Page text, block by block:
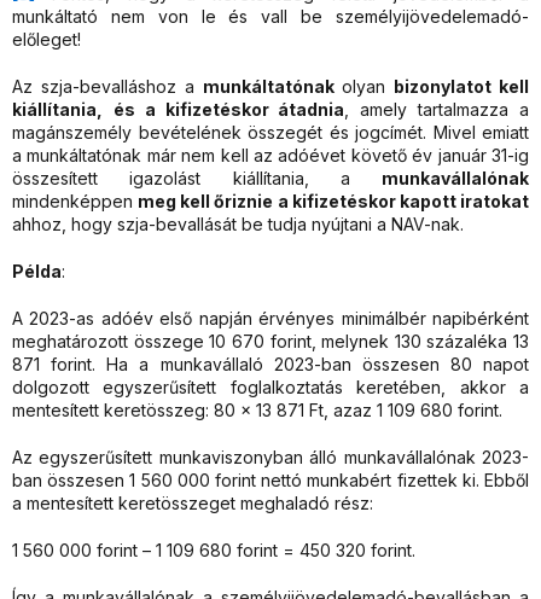
munkáltató nem von le és vall be személyijövedelemadó-
előleget!
Az szja-bevalláshoz a munkáltatónak olyan bizonylatot kell
kiállítania,
és a kifizetéskor átadnia , amely tartalmazza a
magánszemély bevételének összegét és jogcímét. Mivel emiatt
a munkáltatónak már nem kell az adóévet követő év január 31-ig
összesített igazolást kiállítania, a munkavállalónak
mindenképpen meg kell őriznie a kifizetéskor kapott iratokat
ahhoz, hogy szja-bevallását be tudja nyújtani a NAV-nak.
Példa:
A 2023-as adóév első napján érvényes minimálbér napibérként
meghatározott összege 10 670 forint, melynek 130 százaléka 13
871 forint. Ha a munkavállaló 2023-ban összesen 80 napot
dolgozott egyszerűsített foglalkoztatás keretében, akkor a
mentesített keretösszeg: 80 x 13 871 Ft, azaz 1 109 680 forint.
Az egyszerűsített munkaviszonyban álló munkavállalónak 2023-
ban összesen 1 560 000 forint nettó munkabért fizettek ki. Ebből
a mentesített keretösszeget meghaladó rész:
1 560 000 forint – 1 109 680 forint = 450 320 forint.